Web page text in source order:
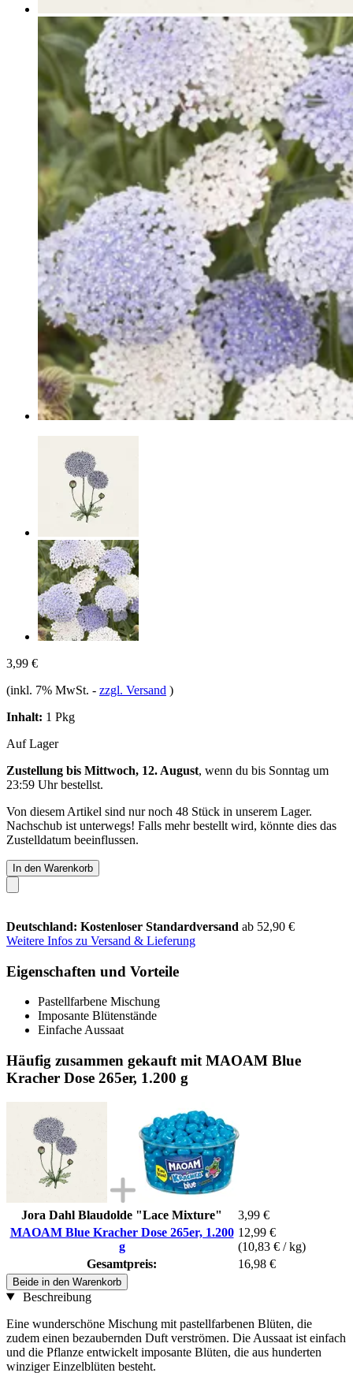
3,99 €
(inkl. 7% MwSt. - zzgl. Versand )
Inhalt: 1 Pkg
Auf Lager
Zustellung bis Mittwoch, 12. August, wenn du bis Sonntag um
23:59 Uhrbestellst.
Von diesem Artikel sind nur noch 48 Stück in unserem Lager.
Nachschub ist unterwegs! Falls mehr bestellt wird, könnte dies das
Zustelldatum beeinflussen.
In den Warenkorb
Deutschland: Kostenloser Standardversand ab 52,90 €
Weitere Infos zu Versand & Lieferung
Eigenschaften und Vorteile
Pastellfarbene Mischung
Imposante Blütenstände
Einfache Aussaat
Häufig zusammen gekauft mit MAOAM Blue
Kracher Dose 265er, 1.200 g
Jora Dahl Blaudolde "Lace Mixture"
3,99 €
MAOAM Blue Kracher Dose 265er, 1.200
g
12,99 €
(10,83 € / kg)
Gesamtpreis:
16,98 €
Beide in den Warenkorb
Beschreibung
Eine wunderschöne Mischung mit pastellfarbenen Blüten, die
zudem einen bezaubernden Duft verströmen. Die Aussaat ist einfach
und die Pflanze entwickelt imposante Blüten, die aus hunderten
winziger Einzelblüten besteht.